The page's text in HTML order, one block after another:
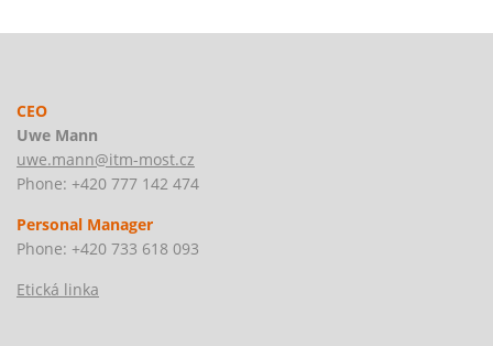
CEO
Uwe Mann
uwe.mann@itm-most.cz
Phone: +420 777 142 474
Personal Manager
Phone: +420 733 618 093
Etická linka